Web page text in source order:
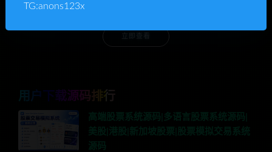
区块链开发，金融理财系统开发，行业不限
用户下载源码排行
高端股票系统源码|多语言股票系统源码|
美股|港股|新加坡股票|股票模拟交易系统
源码
TG:anons123x